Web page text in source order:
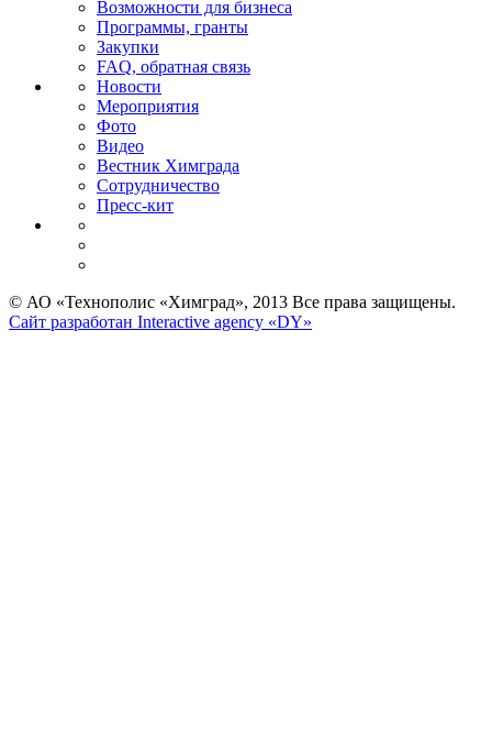
Возможности для бизнеса
Программы, гранты
Закупки
FAQ, обратная связь
Новости
Мероприятия
Фото
Видео
Вестник Химграда
Сотрудничество
Пресс-кит
© АО «Технополис «Химград», 2013 Все права защищены.
Сайт разработан Interactive agency «DY»